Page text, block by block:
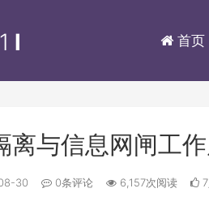
首页
离与信息网闸工
30 0条评论 6,157次阅读 7